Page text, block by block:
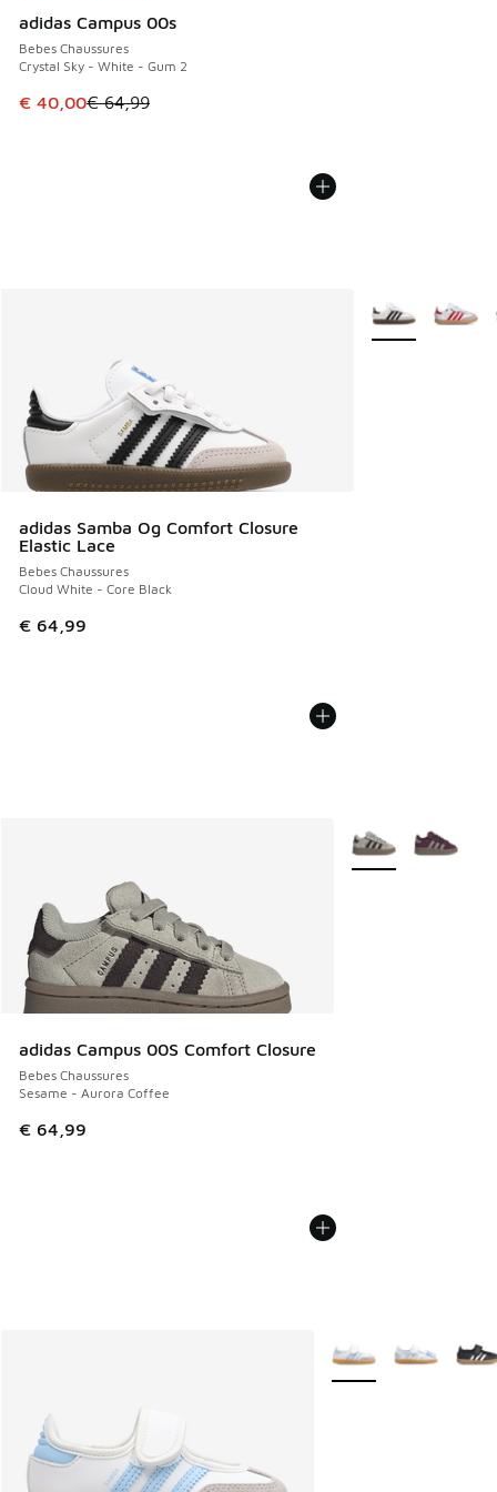
adidas Campus 00s
Bebes Chaussures
Crystal Sky - White - Gum 2
Cet article est en promotion. Prix en baisse de € 64,99 à
€ 40,00€ 64,99
adidas Samba Og Comfort Closure
Elastic Lace
Bebes Chaussures
Cloud White - Core Black
€ 64,99
Plus de couleurs
adidas Campus 00S Comfort Closure
Bebes Chaussures
Sesame - Aurora Coffee
€ 64,99
Plus de couleurs
Plus de couleurs